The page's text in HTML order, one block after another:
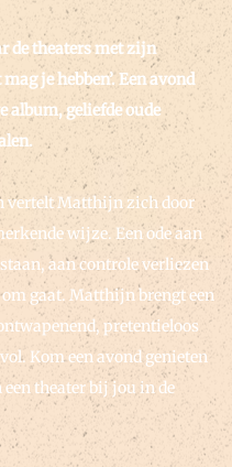
de theaters met zijn
je hebben’. Een avond
album, geliefde oude
vertelt Matthijn zich door
wijze. Een ode aan
aan controle verliezen
gaat. Matthijn brengt een
pretentieloos
Kom een avond genieten
theater bij jou in de